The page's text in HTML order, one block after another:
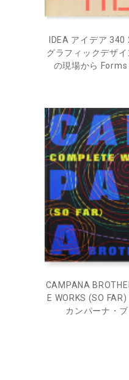
IDEA アイデア
グラフィックデザ
の現場から
CAMPANA
E WORKS (SO
カンパーナ・